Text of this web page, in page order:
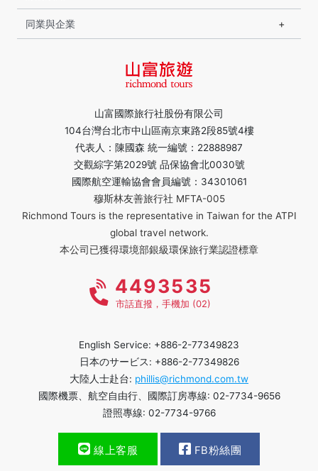
山富國際旅行社股份有限公司
104台灣台北市中山區南京東路2段85號4樓
代表人：陳國森 統一編號：22888987
交觀綜字第2029號 品保協會北0030號
國際航空運輸協會會員編號：34301061
穆斯林友善旅行社 MFTA-005
Richmond Tours is the representative in Taiwan for the ATPI
global travel network.
本公司已獲得環境部銀級環保旅行業認證標章
同業與企業
4493535
市話直撥，手機加 (02)
English Service: +886-2-77349823
日本のサービス: +886-2-77349826
大陸人士赴台: phillis@richmond.com.tw
國際機票、航空自由行、國際訂房專線: 02-7734-9656
證照專線: 02-7734-9766
線上客服 FB粉絲團